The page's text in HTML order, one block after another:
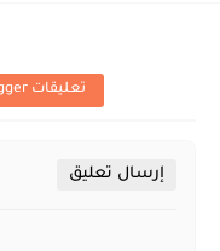
تعليقات Blogger
إرسال تعليق